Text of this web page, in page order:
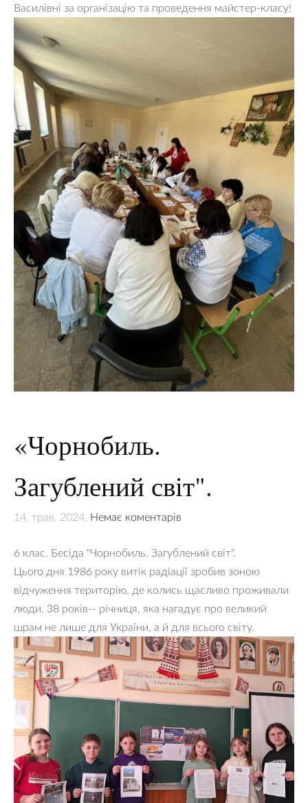
Василівні за організацію та проведення майстер-класу!
«Чорнобиль.
Загублений світ".
14. трав. 2024, Немає коментарів
6 клас. Бесіда "Чорнобиль. Загублений світ".
Цього дня 1986 року витік радіації зробив зоною
відчуження територію, де колись щасливо проживали
люди. 38 років-- річниця, яка нагадує про великий
шрам не лише для України, а й для всього світу.